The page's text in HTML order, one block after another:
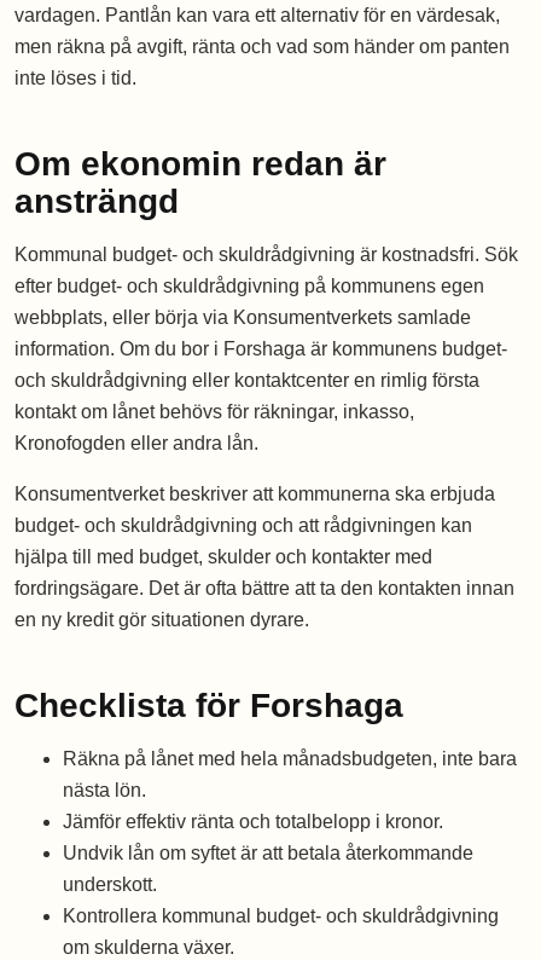
vardagen. Pantlån kan vara ett alternativ för en värdesak,
men räkna på avgift, ränta och vad som händer om panten
inte löses i tid.
Om ekonomin redan är
ansträngd
Kommunal budget- och skuldrådgivning är kostnadsfri. Sök
efter budget- och skuldrådgivning på kommunens egen
webbplats, eller börja via Konsumentverkets samlade
information. Om du bor i Forshaga är kommunens budget-
och skuldrådgivning eller kontaktcenter en rimlig första
kontakt om lånet behövs för räkningar, inkasso,
Kronofogden eller andra lån.
Konsumentverket beskriver att kommunerna ska erbjuda
budget- och skuldrådgivning och att rådgivningen kan
hjälpa till med budget, skulder och kontakter med
fordringsägare. Det är ofta bättre att ta den kontakten innan
en ny kredit gör situationen dyrare.
Checklista för Forshaga
Räkna på lånet med hela månadsbudgeten, inte bara
nästa lön.
Jämför effektiv ränta och totalbelopp i kronor.
Undvik lån om syftet är att betala återkommande
underskott.
Kontrollera kommunal budget- och skuldrådgivning
om skulderna växer.